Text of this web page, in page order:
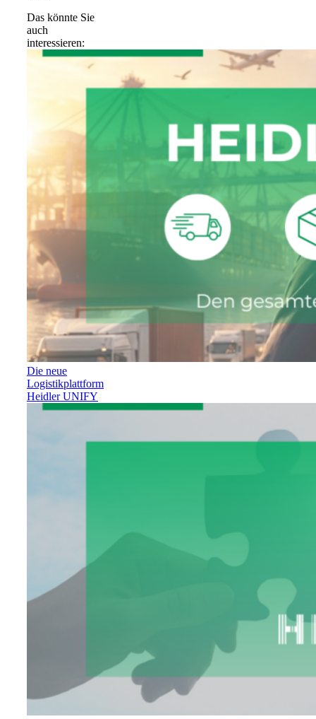
Das könnte Sie
auch
interessieren:
Die neue
Logistikplattform
Heidler UNIFY